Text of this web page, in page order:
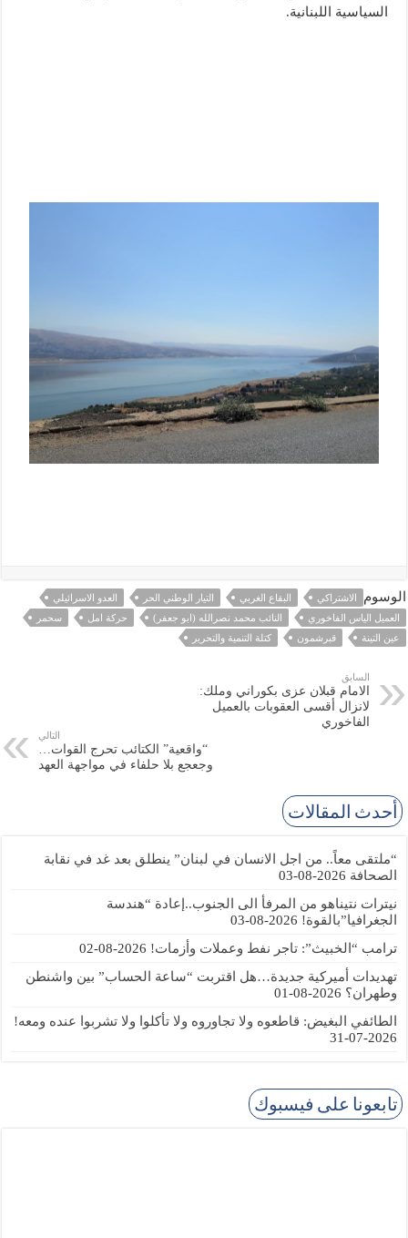
السياسية اللبنانية.
الوسوم الاشتراكي البقاع الغربي التيار الوطني الحر
العدو الاسرائيلي
العميل الياس الفاخوري
النائب محمد نصرالله (ابو جعفر) حركة امل
سحمر
عين التينة
قبرشمون كتلة التنمية والتحرير
السابق
الامام قبلان عزى بكوراني وملك:
لانزال أقسى العقوبات بالعميل
الفاخوري
التالي
“واقعية” الكتائب تحرج القوات…
وجعجع بلا حلفاء في مواجهة العهد
أحدث المقالات
“ملتقى معاً.. من اجل الانسان في لبنان” ينطلق بعد غد في نقابة
الصحافة 2026-08-03
نيترات نتيناهو من المرفأ الى الجنوب..إعادة “هندسة
الجغرافيا”بالقوة! 2026-08-03
ترامب “الخبيث”: تاجر نفط وعملات وأزمات! 2026-08-02
تهديدات أميركية جديدة…هل اقتربت “ساعة الحساب” بين واشنطن
وطهران؟ 2026-08-01
الطائفي البغيض: قاطعوه ولا تجاوروه ولا تأكلوا ولا تشربوا عنده ومعه!
2026-07-31
تابعونا على فيسبوك